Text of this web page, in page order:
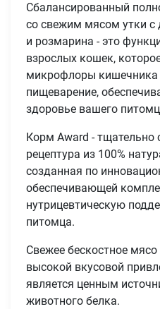
Сбалансированный
со свежим мясом утки с
и розмарина - это
взрослых кошек,
микрофлоры кишечника
пищеварение,
здоровье вашего
Корм Award - тщательно
рецептура из 100%
созданная по
обеспечивающей
нутрицевтическую
питомца.
Свежее бескостное
высокой вкусовой
является ценным
животного белка.